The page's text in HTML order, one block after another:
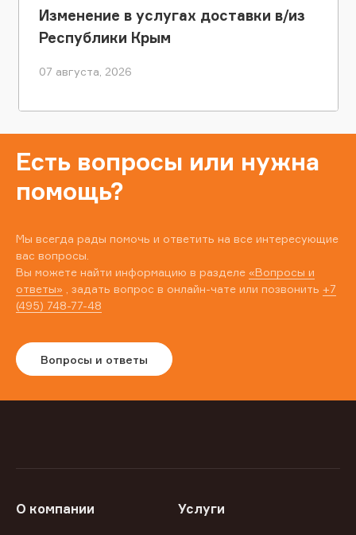
Изменение в услугах доставки в/из
Республики Крым
07 августа, 2026
Есть вопросы или нужна
помощь?
Мы всегда рады помочь и ответить на все интересующие
вас вопросы.
Вы можете найти информацию в разделе «Вопросы и
ответы» , задать вопрос в онлайн-чате или позвонить +7
(495) 748-77-48
Вопросы и ответы
О компании Услуги